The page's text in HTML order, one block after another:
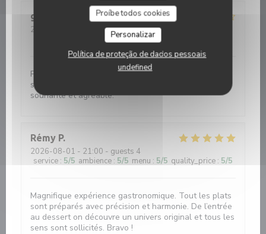
Proíbe todos cookies
Personalizar
Política de proteção de dados pessoais
undefined
godin
2026-08-01
- 19:30 - guests 4
ambience: 5/5 menu: 4/5
Petite façade sans prétention , belle surprise, plat
simple et efficace, produit de qualité, serveuses
souriante et agréable.
Rémy P
2026-08-01 - 21:00 - guests 4
service : 5/5 ambience : 5/5 menu : 5/5 quality_price : 5/5
Magnifique expérience gastronomique. Tout les plats
sont préparés avec précision et harmonie. De l’entrée
au dessert on découvre un univers original et tous les
sens sont sollicités. Bravo !